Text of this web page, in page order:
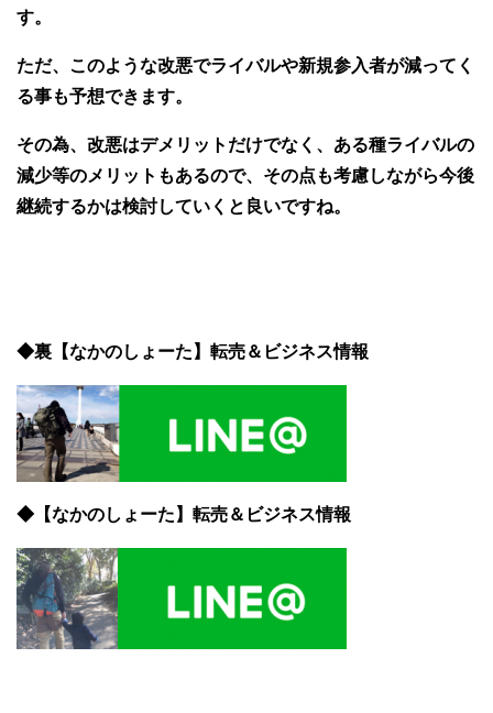
す。
ただ、このような改悪でライバルや新規参入者が減ってく
る事も予想できます。
その為、改悪はデメリットだけでなく、ある種ライバルの
減少等のメリットもあるので、その点も考慮しながら今後
継続するかは検討していくと良いですね。
◆裏【なかのしょーた】転売＆ビジネス情報
◆【なかのしょーた】転売＆ビジネス情報